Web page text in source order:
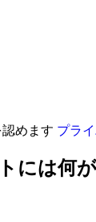
めます プラ
には何